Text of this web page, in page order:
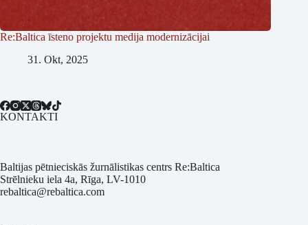
Re:Baltica īsteno projektu medija modernizācijai
31. Okt, 2025
KONTAKTI
Baltijas pētnieciskās žurnālistikas centrs Re:Baltica
Strēlnieku iela 4a, Rīga, LV-1010
rebaltica@rebaltica.com